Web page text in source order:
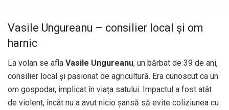
Vasile Ungureanu – consilier local și om
harnic
La volan se afla Vasile Ungureanu, un bărbat de 39 de ani,
consilier local și pasionat de agricultură. Era cunoscut ca un
om gospodar, implicat în viața satului. Impactul a fost atât
de violent, încât nu a avut nicio șansă să evite coliziunea cu